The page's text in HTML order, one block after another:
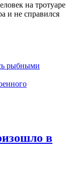
на тротуаре
и не справился
рыбными
в